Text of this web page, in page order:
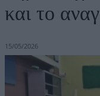
και το
15/05/2026